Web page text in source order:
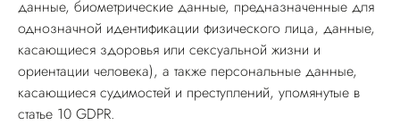
данные, биометрические данные, предназначенные для
однозначной идентификации физического лица, данные,
касающиеся здоровья или сексуальной жизни и
ориентации человека), а также персональные данные,
касающиеся судимостей и преступлений, упомянутые в
статье 10 GDPR.